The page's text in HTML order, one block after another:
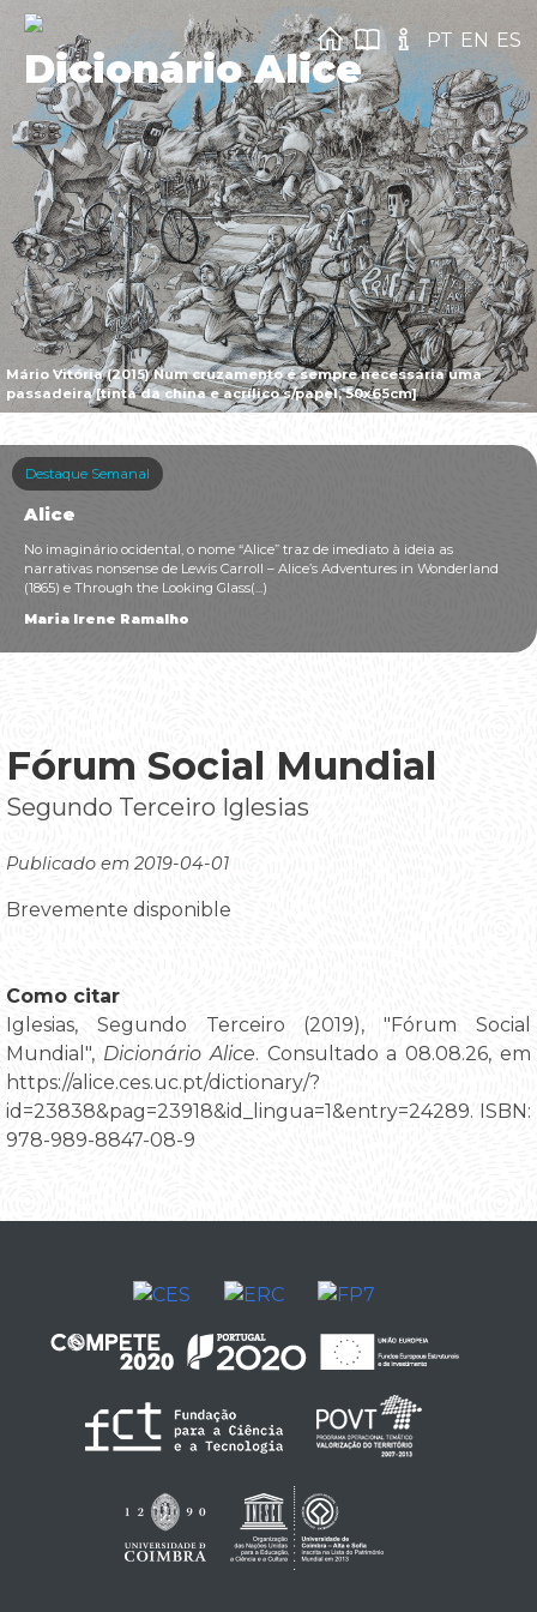
Mário Vitória (2015) Num cruzamento é sempre necessária uma
passadeira [tinta da china e acrílico s/papel, 50x65cm]
Dicionário Alice
PT EN ES
Destaque Semanal
Alice
No imaginário ocidental, o nome “Alice” traz de imediato à ideia as
narrativas nonsense de Lewis Carroll – Alice’s Adventures in Wonderland
(1865) e Through the Looking Glass(...)
Maria Irene Ramalho
Fórum Social Mundial
Segundo Terceiro Iglesias
Publicado em 2019-04-01
Brevemente disponible
Como citar
Iglesias, Segundo Terceiro (2019), "Fórum Social
Mundial", Dicionário Alice. Consultado a 08.08.26, em
https://alice.ces.uc.pt/dictionary/?
id=23838&pag=23918&id_lingua=1&entry=24289. ISBN:
978-989-8847-08-9